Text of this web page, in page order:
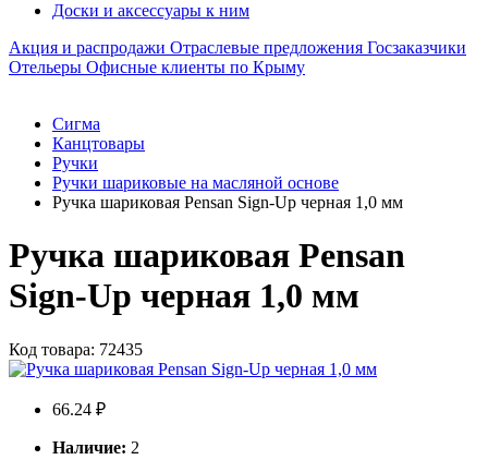
Доски и аксессуары к ним
Акция и распродажи Отраслевые предложения Госзаказчики
Отельеры Офисные клиенты по Крыму
Сигма
Канцтовары
Ручки
Ручки шариковые на масляной основе
Ручка шариковая Pensan Sign-Up черная 1,0 мм
Ручка шариковая Pensan
Sign-Up черная 1,0 мм
Код товара: 72435
66.24 ₽
Наличие: 2